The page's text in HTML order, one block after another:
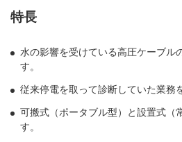
特長
水の影響を受けている高圧ケーブル
す。
従来停電を取って診断していた業務
可搬式（ポータブル型）と設置式（
す。